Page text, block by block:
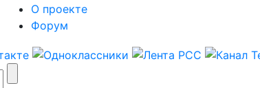
О проекте
Форум